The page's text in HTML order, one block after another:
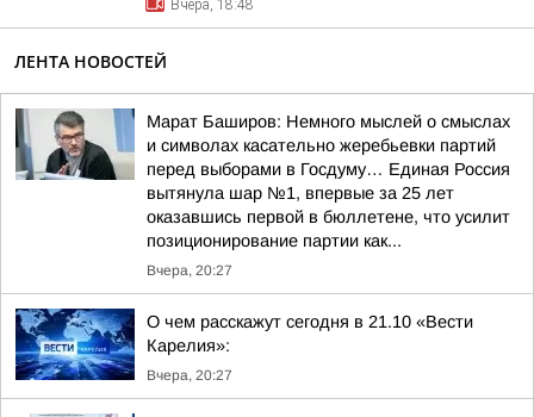
Вчера, 18:48
ЛЕНТА НОВОСТЕЙ
Марат Баширов: Немного мыслей о смыслах
и символах касательно жеребьевки партий
перед выборами в Госдуму… Единая Россия
вытянула шар №1, впервые за 25 лет
оказавшись первой в бюллетене, что усилит
позиционирование партии как...
Вчера, 20:27
О чем расскажут сегодня в 21.10 «Вести
Карелия»:
Вчера, 20:27